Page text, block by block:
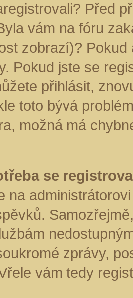
Před
vám na fóru
zobrazí)?
Pokud jste se
přihlásit,
toto bývá
možná má
se
na
zprávy,
vám tedy